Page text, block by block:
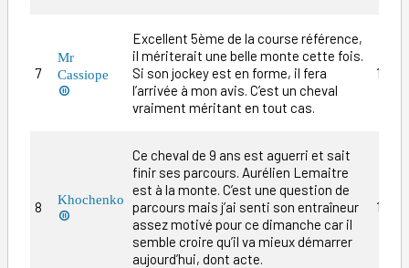
7
Mr
Cassiope

Excellent 5ème de la course référence,
il mériterait une belle monte cette fois.
Si son jockey est en forme, il fera
l’arrivée à mon avis. C’est un cheval
vraiment méritant en tout cas.
10/1
8
Khochenko

Ce cheval de 9 ans est aguerri et sait
finir ses parcours. Aurélien Lemaitre
est à la monte. C’est une question de
parcours mais j’ai senti son entraîneur
assez motivé pour ce dimanche car il
semble croire qu’il va mieux démarrer
aujourd’hui, dont acte.
12/1